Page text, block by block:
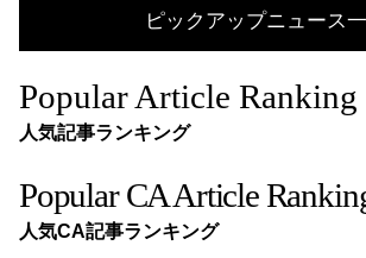
ピックアップニュース
Popular Article Ranking
人気記事ランキング
Popular CA Article
人気CA記事ランキング